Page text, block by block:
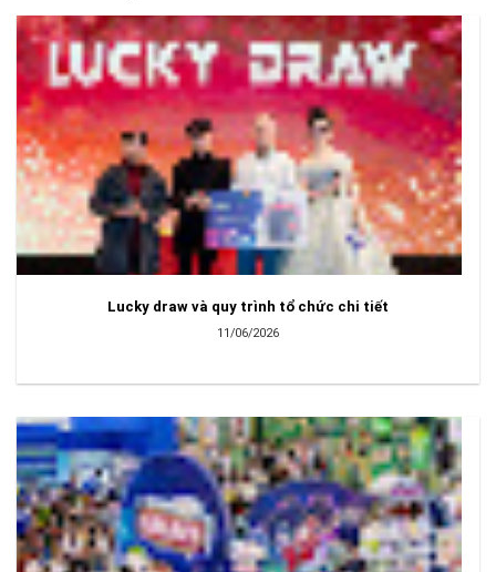
Lucky draw và quy trình tổ chức chi tiết
11/06/2026